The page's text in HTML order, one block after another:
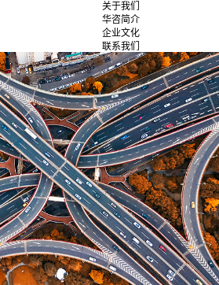
关于我们
华咨简介
企业文化
联系我们